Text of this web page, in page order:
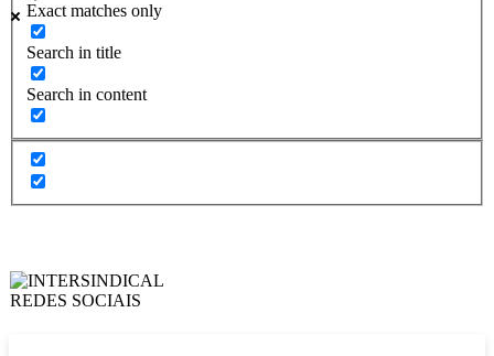
Exact matches only
Search in title
Search in content